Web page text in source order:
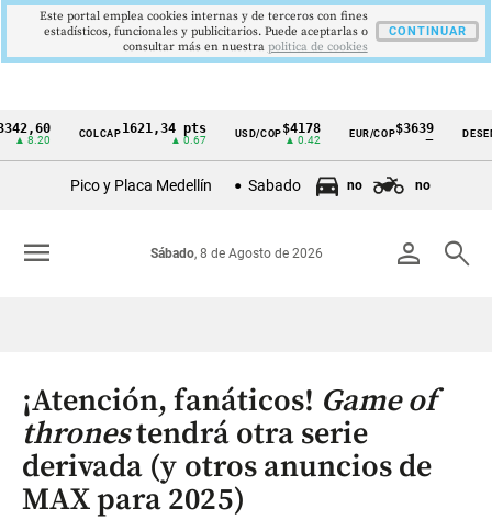
Cintillo
Colombia
COLCAP1621,34 pts USD/COP$4178
▲ 0.42
EUR/COP$3639
—
DESEMPLEO
Pico y Placa Medellín Sabado no no
person search
Sábado, 8 de Agosto de 2026
menu
¡Atención, fanáticos! Game of
thronestendrá otra serie
derivada (y otros anuncios de
MAX para 2025)
Este portal emplea cookies internas y de terceros con fines
estadísticos, funcionales y publicitarios. Puede aceptarlas o
consultar más en nuestra politica de cookies
CONTINUAR